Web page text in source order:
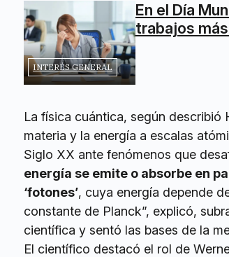
INTERÉS GENERAL
En el Día
trabajos
La física cuántica, según
materia y la energía a escalas
Siglo XX ante fenómenos que
energía se emite o absorbe en
‘fotones’, cuya energía depende
constante de Planck”, explicó,
científica y sentó las bases de la
El científico destacó el rol de